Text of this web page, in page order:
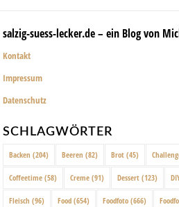
salzig-suess-lecker.de – ein Blog von
Kontakt
Impressum
Datenschutz
SCHLAGWÖRTER
Backen (204) Beeren (82) Brot (45)
Coffeetime (58) Creme (91) Dessert (123)
Fleisch (96) Food (654) Foodfoto (666)